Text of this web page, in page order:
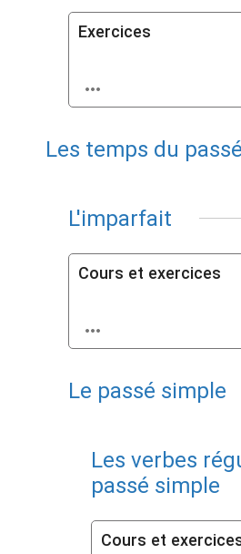
Exercices

Les temps du passé
L'imparfait
Cours et exercices

Le passé simple
Les verbes
passé simple
Cours et